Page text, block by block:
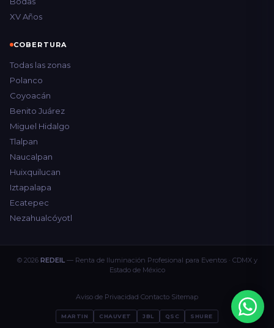
XV Años
COBERTURA
Todas las zonas
Polanco
Coyoacán
Benito Juárez
Miguel Hidalgo
Tlalpan
Naucalpan
Huixquilucan
Iztapalapa
Ecatepec
Nezahualcóyotl
© 2026 REDEIL— Renta de Iluminación Profesional para Eventos · CDMX y
Estado de México
Aviso de Privacidad Contacto Sitemap
MARTIN CHAUVET JBL QSC SHURE